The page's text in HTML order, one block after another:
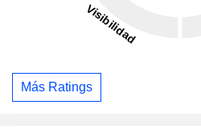
Más Ratings